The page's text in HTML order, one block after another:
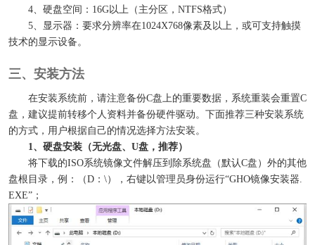
4、硬盘空间：16G以上（主分区，NTFS格式）
5、显示器：要求分辨率在1024X768像素及以上，或可支持触摸
技术的显示设备。
三、安装方法
在安装系统前，请注意备份C盘上的重要数据，系统重装会重置C
盘，建议提前转移个人资料并备份硬件驱动。下面推荐三种安装系统
的方式，用户根据自己的情况选择方法安装。
1、硬盘安装（无光盘、U盘，推荐）
将下载的ISO系统镜像文件解压到除系统盘（默认C盘）外的其他
盘根目录，例：（D：\），右键以管理员身份运行“GHO镜像安装器.
EXE”；